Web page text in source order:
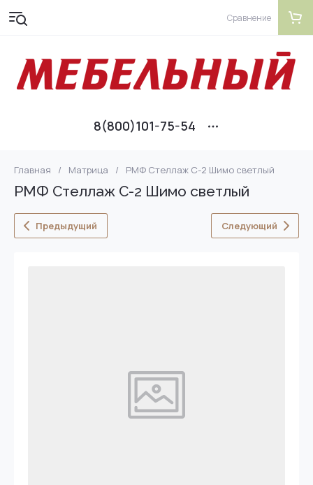
8(800)101-75-54
Сравнение
Главная / Матрица / РМФ Стеллаж С-2 Шимо светлый
РМФ Стеллаж С-2 Шимо светлый
Предыдущий Следующий